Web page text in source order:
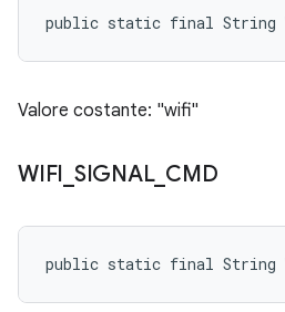
public static final String
Valore costante: "wifi"
WIFI SIGNAL_ CMD
public static final String